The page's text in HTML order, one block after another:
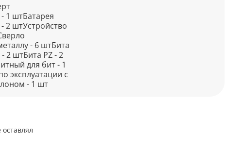
1 штБатарея
2 штУстройство
- 6 штБита
2 штБита PZ - 2
для бит - 1
эксплуатации с
- 1 шт